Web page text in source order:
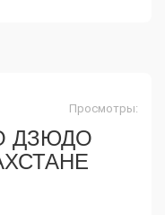
Просмотры:
ДЗЮДО